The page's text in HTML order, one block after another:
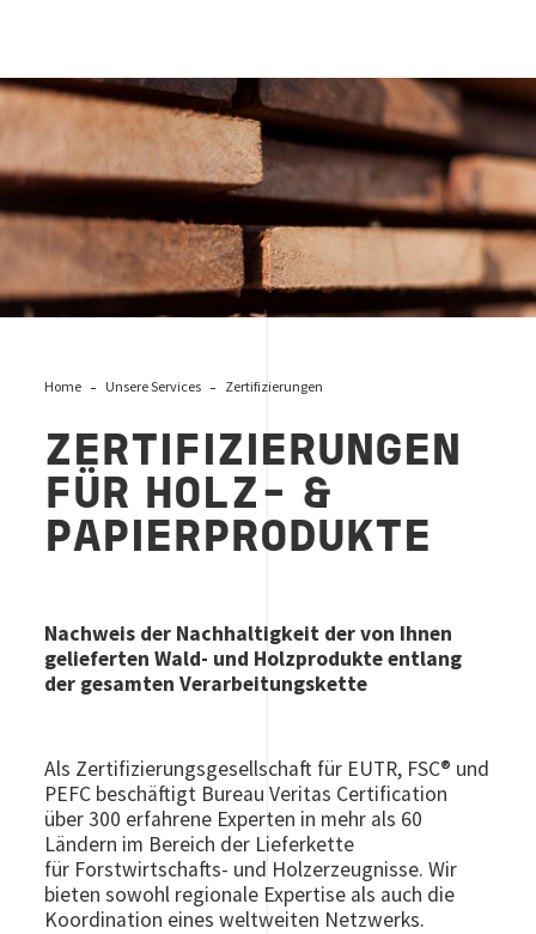
Zertifizierungen für Holz- & Papierprodukte
Home Unsere Services Zertifizierungen
ZERTIFIZIERUNGEN
FÜR HOLZ- &
PAPIERPRODUKTE
Nachweis der Nachhaltigkeit der von Ihnen
gelieferten Wald- und Holzprodukte entlang
der gesamten Verarbeitungskette
Als Zertifizierungsgesellschaft für EUTR, FSC® und
PEFC beschäftigt Bureau Veritas Certification
über 300 erfahrene Experten in mehr als 60
Ländern im Bereich der Lieferkette
für Forstwirtschafts- und Holzerzeugnisse. Wir
bieten sowohl regionale Expertise als auch die
Koordination eines weltweiten Netzwerks.